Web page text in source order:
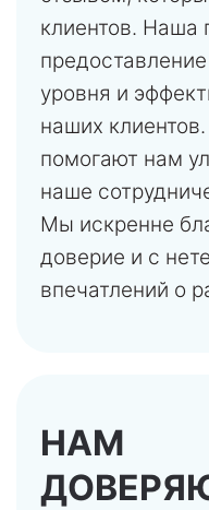
клиентов. Наша
уровня и
наших
помогают нам
наше
Мы искренне
доверие и с
впечатлений о
НАМ